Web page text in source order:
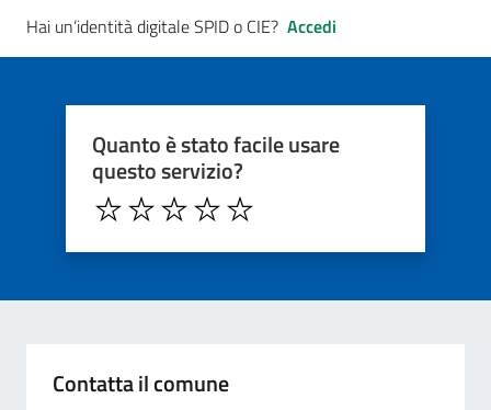
Hai un’identità digitale SPID o CIE? Accedi
Quanto è stato facile usare
questo servizio?
Contatta il comune